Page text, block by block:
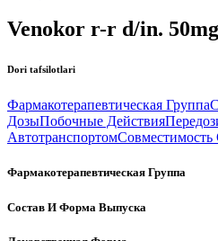
Venokor r-r d/in.
Dori tafsilotlari
Фармакотерапевтическая Группа
ДозыПобочные Действия
Автотранспортом
Фармакотерапевтическая Группа
Состав И Форма Выпуска